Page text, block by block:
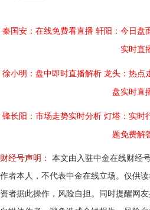
秦国安：在线免费看直播 轩阳：今日盘
实时直
徐小明：盘中即时直播解析 龙头：热点
盘实时直
锋长阳：市场走势实时分析 灯塔：实时
题免费解
财经号声明：
本文由入驻中金在线财经
作者本人，不代表中金在线立场。仅供
资者据此操作，风险自担。同时提醒网